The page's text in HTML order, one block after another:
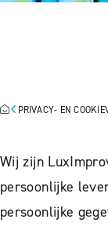
PRIVACY- EN
Wij zijn
persoonlijke
persoonlijke